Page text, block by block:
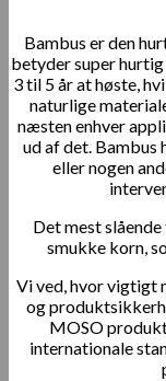
Bambus er den
betyder super
3 til 5 år at høste,
naturlige
næsten enhver
ud af det.
eller nogen
Det mest
smukke korn,
Vi ved, hvor vigtigt
og
MOSO
internationale